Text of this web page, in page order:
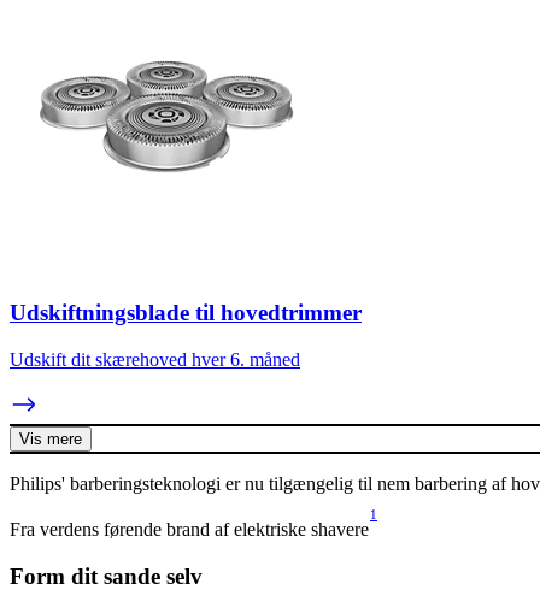
Udskiftningsblade til hovedtrimmer
Udskift dit skærehoved hver 6. måned
Vis mere
Philips' barberingsteknologi er nu tilgængelig til nem barbering af
Fra verdens førende brand af elektriske shavere
1
Form dit sande selv